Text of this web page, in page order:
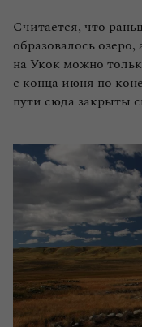
Считается, что
образовалось
на Укок можно
с конца июня по
пути сюда закрыты